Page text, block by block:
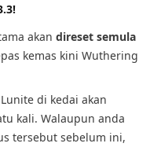
akan direset semula
kemas kini Wuthering
di kedai akan
kali. Walaupun anda
tersebut sebelum ini,